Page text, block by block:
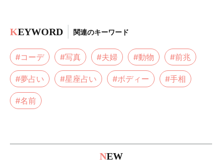
KEYWORD 関連のキーワード
#コーデ #写真 #夫婦 #動物 #前兆
#夢占い #星座占い #ボディー #手相
#名前
NEW